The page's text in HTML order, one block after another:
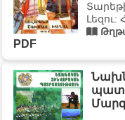
Լեզու:
PDF